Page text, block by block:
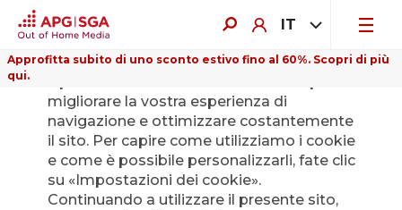
IT
Approfitta subito di uno sconto estivo fino al 60%. Scopri di più
qui.
Indietro
migliorare la vostra esperienza di
navigazione e ottimizzare costantemente
il sito. Per capire come utilizziamo i cookie
e come è possibile personalizzarli, fate clic
su «Impostazioni dei cookie».
Continuando a utilizzare il presente sito,